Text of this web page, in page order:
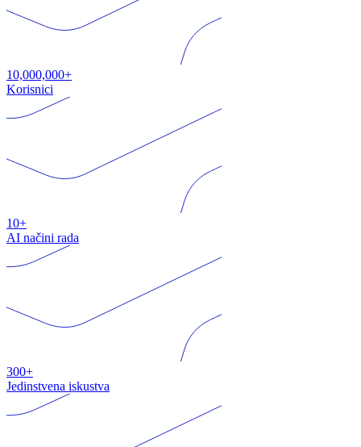
10,000,000+
Korisnici
10+
AI načini rada
300+
Jedinstvena iskustva